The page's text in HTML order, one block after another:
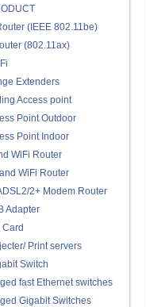
(IEEE 802.11be)
(802.11ax)
Extenders
Access point
Point Outdoor
Point Indoor
WiFi Router
WiFi Router
2+ Modem Router
Adapter
Card
Print servers
Switch
fast Ethernet switches
Gigabit Switches